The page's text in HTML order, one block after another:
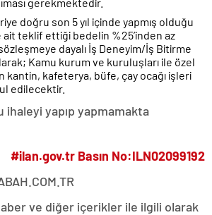
doğru son 5 yıl içinde yapmış olduğu
teklif ettiği bedelin %25’inden az
dayalı İş Deneyim/İş Bitirme
Kamu kurum ve kuruluşları ile özel
kantin, kafeterya, büfe, çay ocağı işleri
edilecektir.
ihaleyi yapıp yapmamakta
#ilan.gov.tr Basın No:ILN02099192
ve diğer içerikler ile ilgili olarak